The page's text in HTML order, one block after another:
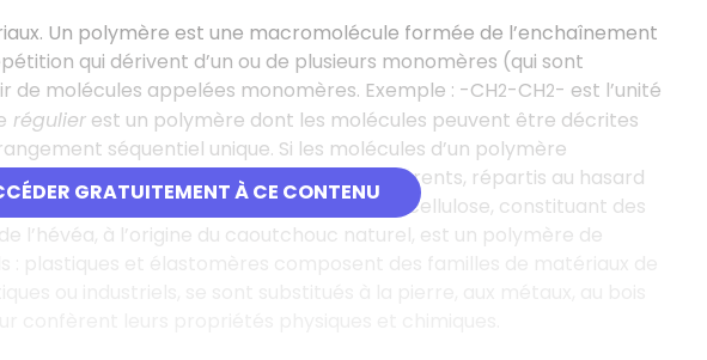
GRATUITEMENT À CE CONTENU
Un polymère est une macromolécule formée de l’enchaînement
qui dérivent d’un ou de plusieurs monomères (qui sont
molécules appelées monomères. Exemple : -CH2-CH2- est l’unité
régulierest un polymère dont les molécules peuvent être décrites
séquentiel unique. Si les molécules d’un polymère
polymère renferme des motifs différents, répartis au hasard
. Il existe des polymères naturels: la cellulose, constituant des
l’hévéa, à l’origine du caoutchouc naturel, est un polymère de